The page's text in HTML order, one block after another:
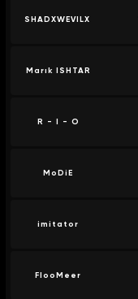
SHADXWEVILX
Marık ISHTAR
R - I - O
MoDiE
imitator
FlooMeer